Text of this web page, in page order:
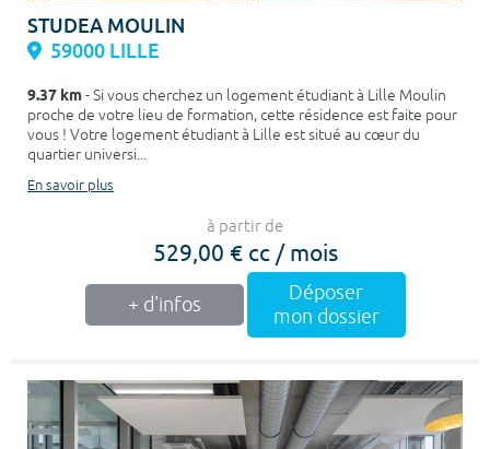
STUDEA MOULIN
59000 LILLE
9.37 km- Si vous cherchez un logement étudiant à Lille Moulin
proche de votre lieu de formation, cette résidence est faite pour
vous ! Votre logement étudiant à Lille est situé au cœur du
quartier universi...
En savoir plus
à partir de
529,00 € cc / mois
+ d'infos
Déposer
mon dossier